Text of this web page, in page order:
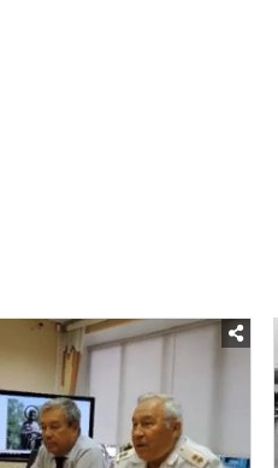
Posted
in